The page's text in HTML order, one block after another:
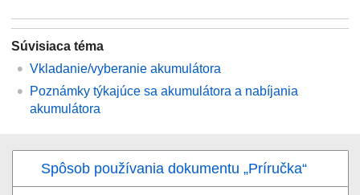
Súvisiaca téma
Vkladanie/vyberanie akumulátora
Poznámky týkajúce sa akumulátora a nabíjania
akumulátora
Spôsob používania dokumentu „Príručka“